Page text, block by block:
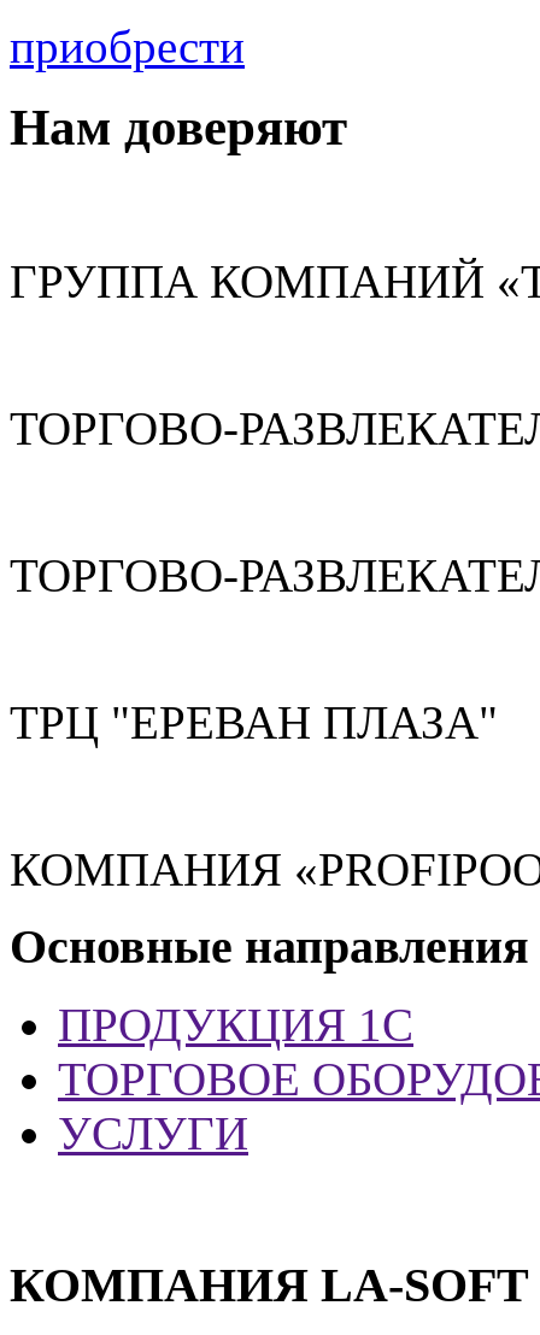
приобрести
Нам доверяют
ГРУППА КОМПАНИЙ
ТОРГОВО-
ТОРГОВО-
ТРЦ "ЕРЕВАН ПЛАЗА"
КОМПАНИЯ
Основные направления
ПРОДУКЦИЯ 1С
ТОРГОВОЕ
УСЛУГИ
КОМПАНИЯ LA-SOFT